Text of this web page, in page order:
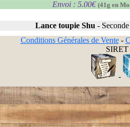
Envoi : 5.00€ (41g en
Lance toupie Shu -
Conditions Générales de Vente-
SIRET
-